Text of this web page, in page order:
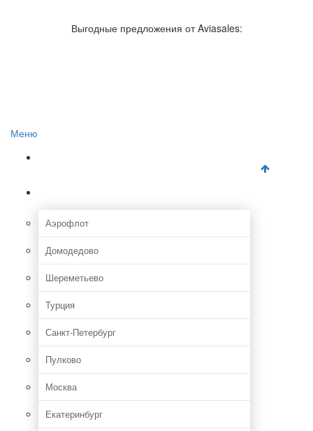
Отзывы об авиакомпаниях
Отзывы об аэропортах
Выгодные предложения от Aviasales:
Меню
Аэрофлот
Домодедово
Шереметьево
Турция
Санкт-Петербург
Пулково
Москва
Екатеринбург